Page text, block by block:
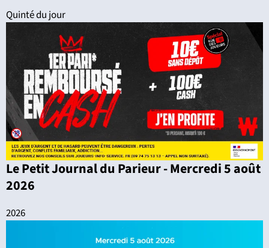
Quinté du jour
Le Petit Journal du Parieur - Mercredi 5 août
2026
2026